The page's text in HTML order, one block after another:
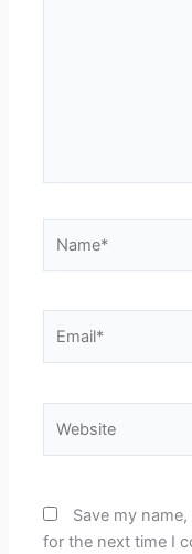
Save my
for the next time I